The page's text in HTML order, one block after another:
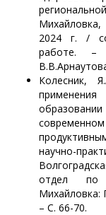
2024 г. /
работе.
Колесник,
научно-
отдел по
Михайловка:
– С. 66-70.